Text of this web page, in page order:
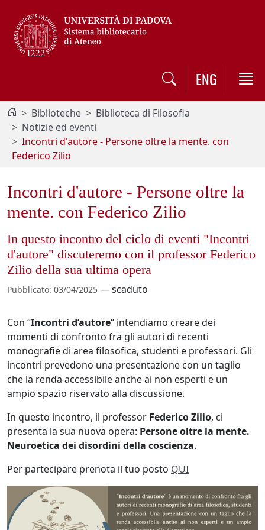
ENG
Biblioteche
Biblioteca di Filosofia
Notizie ed eventi
Incontri d'autore - Persone oltre la mente. con
Federico Zilio
Incontri d'autore - Persone oltre la
mente. con Federico Zilio
In questo incontro del ciclo di eventi "Incontri
d'autore" discuteremo con il professor Federico
Zilio della sua ultima opera
Pubblicato: 03/04/2025 —scaduto
https://biblio.unipd.it/biblioteche/filosofia/notizie-
eventi/incontri-
dautore-
persone-
oltre-
la-
con-
federico-
zilio
Incontri
d'autore
Persone
oltre
Con “Incontri d’autore“ intendiamo creare dei
momenti di confronto fra gli autori di recenti
monografie di area filosofica, studenti e professori. Gli
incontri prevedono una presentazione con un taglio
che la renda accessibile anche ai non esperti e un
ampio spazio riservato alla discussione.
In questo incontro, il professor Federico Zilio, ci
presenta la sua nuova opera: Persone oltre la mente.
Neuroetica dei disordini della coscienza.
Per partecipare prenota il tuo posto QUI